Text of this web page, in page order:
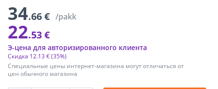
34.66 € /pakk
22.53 €
Специальные цены интернет-магазина могут отличаться от
цен обычного магазина
Скидка 12.13 €(35%)
Э-цена для авторизированного клиента